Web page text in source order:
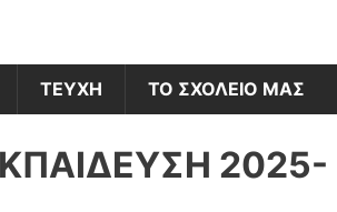
ΤΕΥΧΗ ΤΟ ΣΧΟΛΕΙΟ ΜΑΣ
2025-